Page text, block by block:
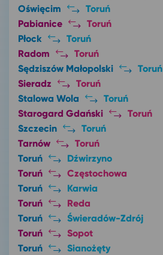
Oświęcim
Toruń
Pabianice
Toruń
Płock
Toruń
Radom
Toruń
Sędziszów Małopolski
Toruń
Sieradz
Toruń
Stalowa Wola
Toruń
Starogard Gdański
Toruń
Szczecin
Toruń
Tarnów
Toruń
Toruń
Dźwirzyno
Toruń
Częstochowa
Toruń
Karwia
Toruń
Reda
Toruń
Świeradów-Zdrój
Toruń
Sopot
Toruń
Sianożęty